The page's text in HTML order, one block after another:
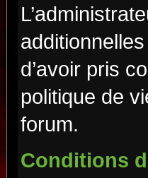
d’avoir pris
politique de
forum.
Conditions